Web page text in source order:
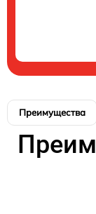
Преимущества